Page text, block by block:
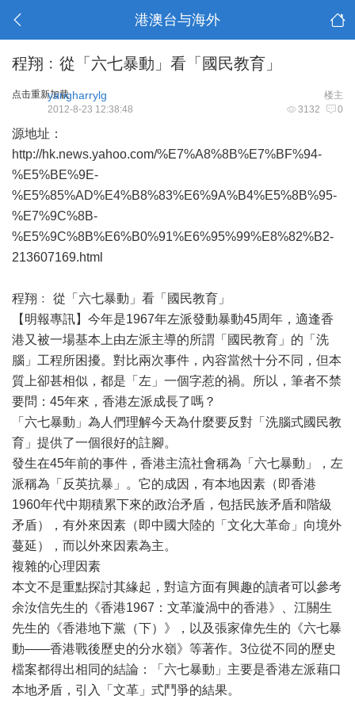
港澳台与海外
程翔﹕從「六七暴動」看「國民教育」
点击重新加载 楼主
yangharrylg
3132 0
2012-8-23 12:38:48
源地址：
http://hk.news.yahoo.com/%E7%A8%8B%E7%BF%94-
%E5%BE%9E-
%E5%85%AD%E4%B8%83%E6%9A%B4%E5%8B%95-
%E7%9C%8B-
%E5%9C%8B%E6%B0%91%E6%95%99%E8%82%B2-
213607169.html
程翔﹕ 從「六七暴動」看「國民教育」
【明報專訊】今年是1967年左派發動暴動45周年，適逢香
港又被一場基本上由左派主導的所謂「國民教育」的「洗
腦」工程所困擾。對比兩次事件，內容當然十分不同，但本
質上卻甚相似，都是「左」一個字惹的禍。所以，筆者不禁
要問：45年來，香港左派成長了嗎？
「六七暴動」為人們理解今天為什麼要反對「洗腦式國民教
育」提供了一個很好的註腳。
發生在45年前的事件，香港主流社會稱為「六七暴動」，左
派稱為「反英抗暴」。它的成因，有本地因素（即香港
1960年代中期積累下來的政治矛盾，包括民族矛盾和階級
矛盾），有外來因素（即中國大陸的「文化大革命」向境外
蔓延），而以外來因素為主。
複雜的心理因素
本文不是重點探討其緣起，對這方面有興趣的讀者可以參考
余汝信先生的《香港1967：文革漩渦中的香港》、江關生
先生的《香港地下黨（下）》，以及張家偉先生的《六七暴
動——香港戰後歷史的分水嶺》等著作。3位從不同的歷史
檔案都得出相同的結論：「六七暴動」主要是香港左派藉口
本地矛盾，引入「文革」式鬥爭的結果。